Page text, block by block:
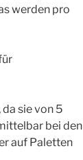
werden pro
sie von 5
bei den
auf Paletten